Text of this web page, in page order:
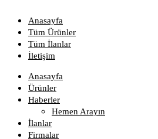
Anasayfa
Tüm Ürünler
Tüm İlanlar
İletişim
Anasayfa
Ürünler
Haberler
Hemen Arayın
İlanlar
Firmalar